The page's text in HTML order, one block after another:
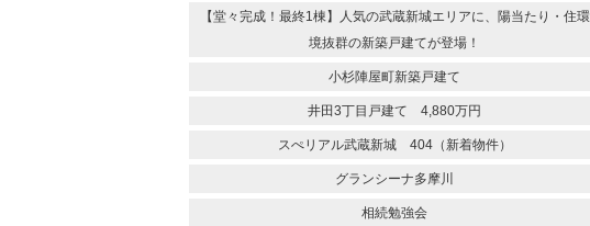
【堂々完成！最終1棟】人気の武蔵新城エリアに、陽当たり・住環
境抜群の新築戸建てが登場！
小杉陣屋町新築戸建て
井田3丁目戸建て 4,880万円
スぺリアル武蔵新城 404（新着物件）
グランシーナ多摩川
相続勉強会